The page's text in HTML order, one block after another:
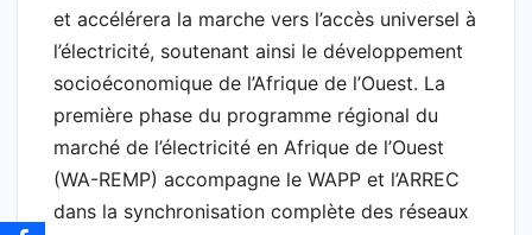
et accélérera la marche vers l’accès universel à
l’électricité, soutenant ainsi le développement
socioéconomique de l’Afrique de l’Ouest. La
première phase du programme régional du
marché de l’électricité en Afrique de l’Ouest
(WA-REMP) accompagne le WAPP et l’ARREC
dans la synchronisation complète des réseaux